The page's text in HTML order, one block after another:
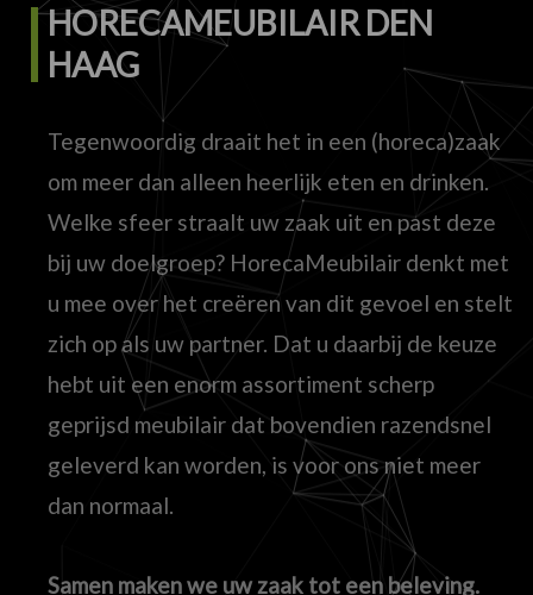
HORECAMEUBILAIR DEN
HAAG
Tegenwoordig draait het in een (horeca)zaak
om meer dan alleen heerlijk eten en drinken.
Welke sfeer straalt uw zaak uit en past deze
bij uw doelgroep? HorecaMeubilair denkt met
u mee over het creëren van dit gevoel en stelt
zich op als uw partner. Dat u daarbij de keuze
hebt uit een enorm assortiment scherp
geprijsd meubilair dat bovendien razendsnel
geleverd kan worden, is voor ons niet meer
dan normaal.
Samen maken we uw zaak tot een beleving.